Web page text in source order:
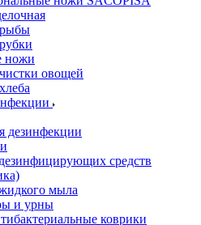
ножи
овощей
дезинфекции
средств
мыла
и урны
коврики